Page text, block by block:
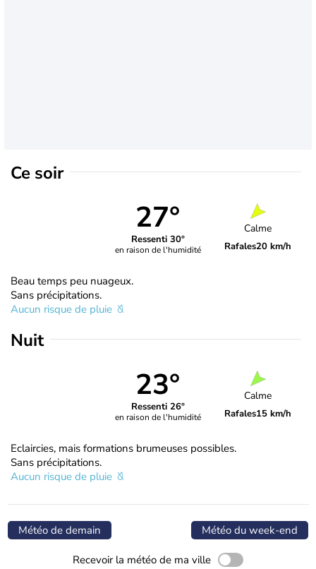
Ce soir
27°
Ressenti 30°
en raison de l'humidité
Calme
Rafales20 km/h
Beau temps peu nuageux.
Sans précipitations.
Aucun risque de pluie
Nuit
23°
Ressenti 26°
en raison de l'humidité
Calme
Rafales15 km/h
Eclaircies, mais formations brumeuses possibles.
Sans précipitations.
Aucun risque de pluie
Météo de demain Météo du week-end
Recevoir la météo de ma ville